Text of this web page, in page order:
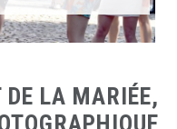
DE LA MARIÉE,